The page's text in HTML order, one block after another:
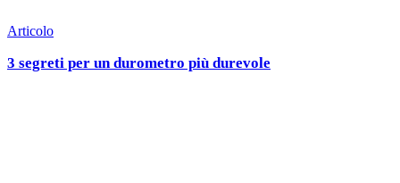
Articolo
3 segreti per un durometro più durevole